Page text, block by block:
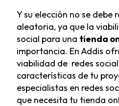
Y su elección no se debe
aleatoria, ya que la
social para una tienda
importancia. En Addis
viabilidad de redes
características de tu
especialistas en redes
que necesita tu tienda